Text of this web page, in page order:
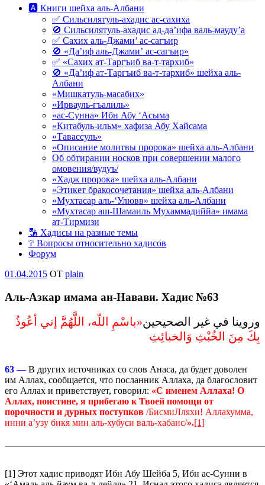
🅰 Книги шейха аль-Албани
✅ Сильсилятуль-ахадис ас-сахиха
🚫 Сильсилятуль-ахадис ад-да’ифа валь-мауду’а
✅ Сахих аль-Джами’ ас-сагъир
🚫 «Да’иф аль-Джами’ ас-сагъир»
✅ «Сахих ат-Таргъиб ва-т-тархиб»
🚫 «Да’иф ат-Таргъиб ва-т-тархиб» шейха аль-
Албани
«Мишкатуль-масабих»
«Ирвауль-гъалиль»
«ас-Сунна» Ибн Абу ‘Асыма
«Китабуль-ильм» хафиза Абу Хайсама
«Тавассуль»
«Описание молитвы пророка» шейха аль-Албани
Об обтирании носков при совершении малого
омовения/вудуъ/
«Хадж пророка» шейха аль-Албани
«Этикет бракосочетания» шейха аль-Албани
«Мухтасар аль-‘Улювв» шейха аль-Албани
«Мухтасар аш-Шамаиль Мухаммадиййа» имама
ат-Тирмизи
🔡 Хадисы на разные темы
❔ Вопросы относительно хадисов
Форум
Опубликовано
01.04.2015 OT plain
Аль-Азкар имама ан-Навави. Хадис №63
وروينا في غير الصحيحين«‏باسْمِ اللّه، اللَّهُمَّ إني أعُوذُ
بِكَ مِنَ الخُبْثِ وَالخبائِثِ
63 — В других источниках со слов Анаса, да будет доволен
им Аллах, сообщается, что посланник Аллаха, да благословит
его Аллах и приветствует, говорил: «С именем Аллаха! О
Аллах, поистине, я прибегаю к Твоей помощи от
порочности и дурных поступков /БисмиЛляхи! Аллахумма,
инни а’узу бикя мин аль-хубуси валь-хабаис/».[1]
[1] Этот хадис приводят Ибн Абу Шейба 5, Ибн ас-Сунни в